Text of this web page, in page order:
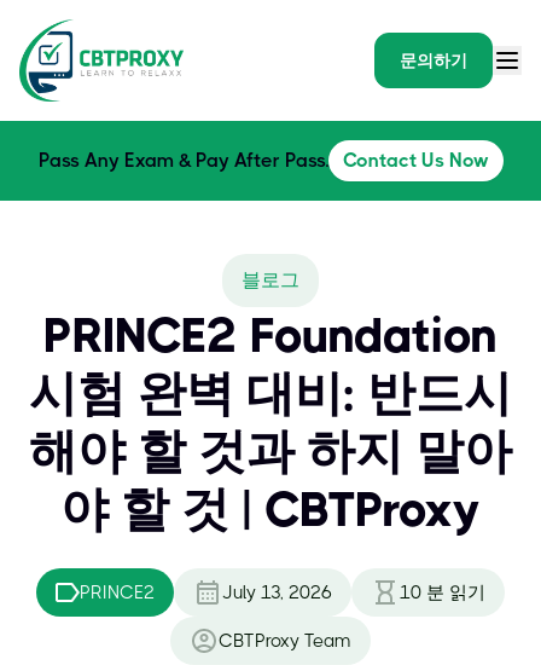
문의하기
Pass Any Exam & Pay After Pass. Contact Us Now
블로그
PRINCE2 Foundation
시험 완벽 대비: 반드시
해야 할 것과 하지 말아
야 할 것 | CBTProxy
PRINCE2 July 13, 2026 10 분 읽기
CBTProxy Team